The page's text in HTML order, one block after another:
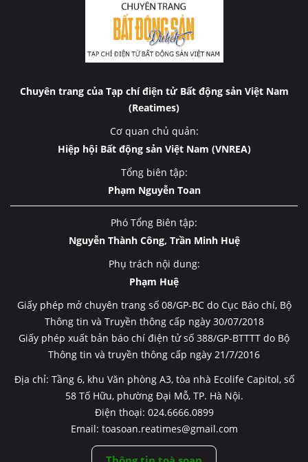
Chuyên trang của Tạp chí điện tử Bất động sản Việt Nam
(Reatimes)
Cơ quan chủ quản:
Hiệp hội Bất động sản Việt Nam (VNREA)
Tổng biên tập:
Phạm Nguyễn Toan
Phó Tổng Biên tập:
Nguyễn Thành Công, Trần Minh Huệ
Phụ trách nội dung:
Phạm Huệ
Giấy phép mở chuyên trang số 08/GP-BC do Cục Báo chí, Bộ
Thông tin và Truyền thông cấp ngày 30/07/2018
Giấy phép xuất bản báo chí điện tử số 388/GP-BTTTT do Bộ
Thông tin và truyền thông cấp ngày 21/7/2016
Địa chỉ: Tầng 6, khu Văn phòng A3, tòa nhà Ecolife Capitol, số
58 Tố Hữu, phường Đại Mỗ, TP. Hà Nội.
Điện thoại: 024.6666.0899
Email: toasoan.reatimes@gmail.com